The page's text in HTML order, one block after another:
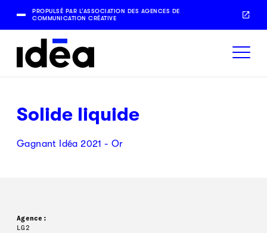
PROPULSÉ PAR L’ASSOCIATION DES AGENCES DE
COMMUNICATION CRÉATIVE
Solide liquide
Gagnant Idéa 2021 - Or
Agence:
LG2